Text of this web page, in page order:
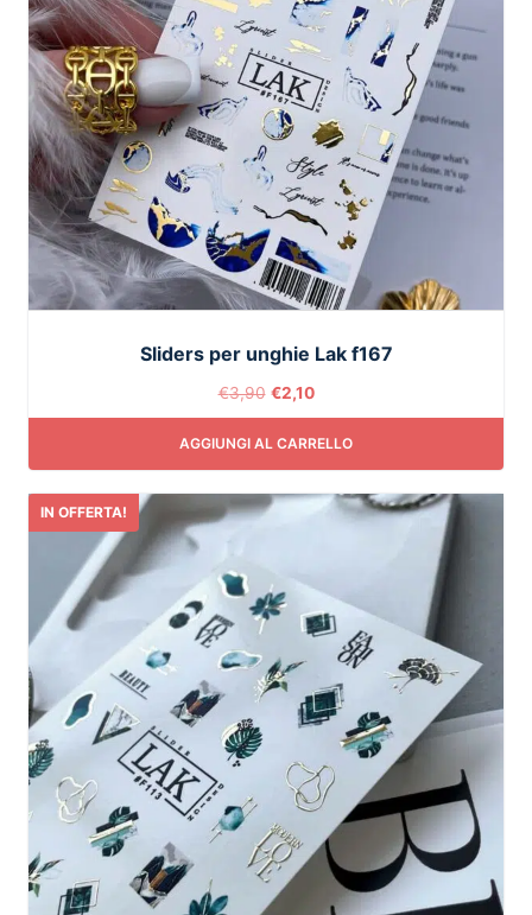
Sliders per unghie Lak f167
€3,90 €2,10
AGGIUNGI AL CARRELLO
IN OFFERTA!